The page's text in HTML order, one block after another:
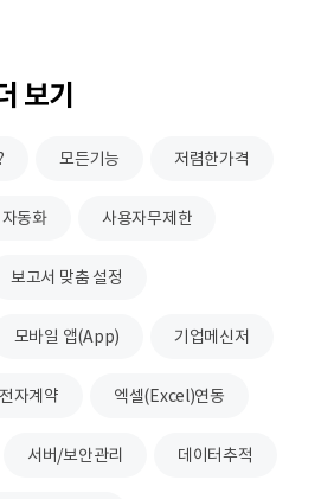
보기
모든기능 저렴한가격
동화 사용자무제한
보고서 맞춤 설정
모바일 앱(App) 기업메신저
전자계약 엑셀(Excel)연동
서버/보안관리 데이터추적